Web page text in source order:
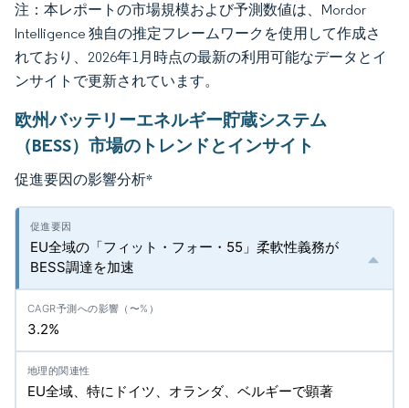
注：本レポートの市場規模および予測数値は、Mordor
Intelligence 独自の推定フレームワークを使用して作成さ
れており、2026年1月時点の最新の利用可能なデータとイ
ンサイトで更新されています。
欧州バッテリーエネルギー貯蔵システム
（BESS）市場のトレンドとインサイト
促進要因の影響分析*
EU全域の「フィット・フォー・55」柔軟性義務が
BESS調達を加速
3.2%
EU全域、特にドイツ、オランダ、ベルギーで顕著